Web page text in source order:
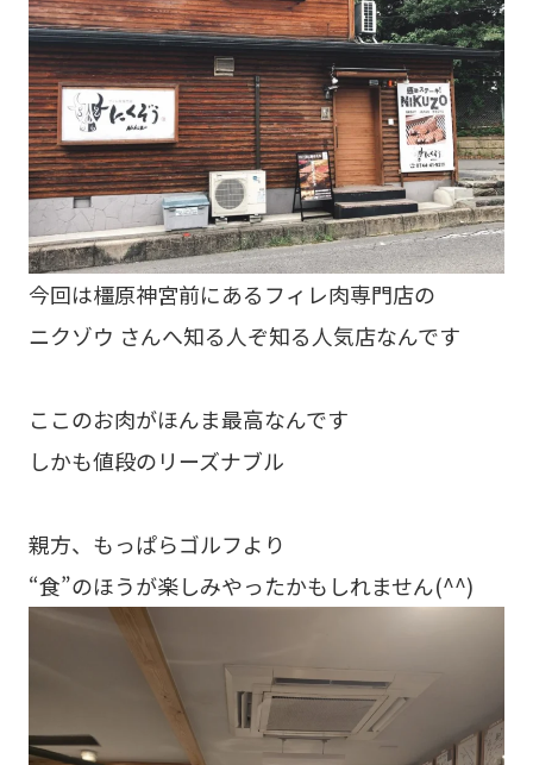
今回は橿原神宮前にあるフィレ肉専門店の
ニクゾウ さんへ知る人ぞ知る人気店なんです
ここのお肉がほんま最高なんです
しかも値段のリーズナブル
親方、もっぱらゴルフより
“食”のほうが楽しみやったかもしれません(^^)